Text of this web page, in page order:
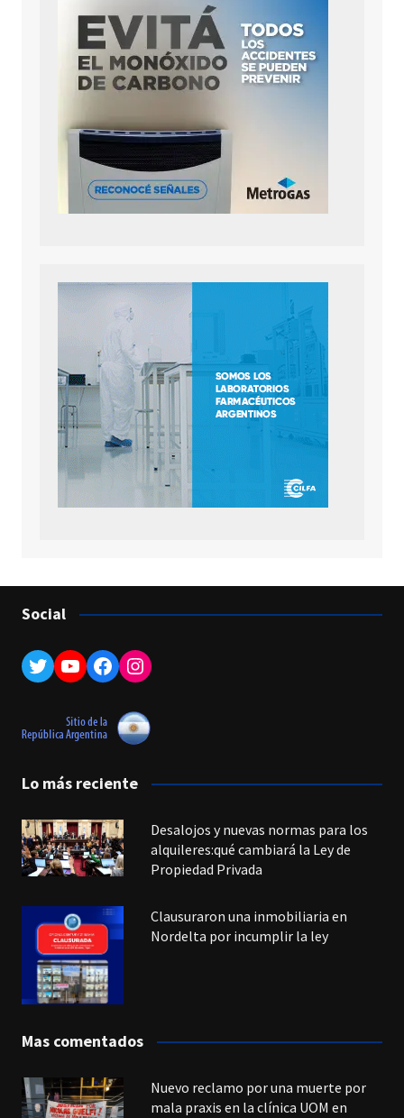
Social
Twitter
YouTube
Facebook
Instagram
Lo más reciente
Desalojos y nuevas normas para los
alquileres:qué cambiará la Ley de
Propiedad Privada
Clausuraron una inmobiliaria en
Nordelta por incumplir la ley
Mas comentados
Nuevo reclamo por una muerte por
mala praxis en la clínica UOM en